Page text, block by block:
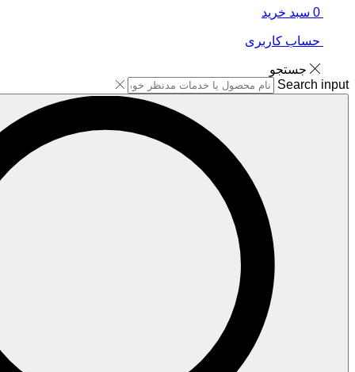
0 سبد خرید
حساب کاربری
جستجو
Search input